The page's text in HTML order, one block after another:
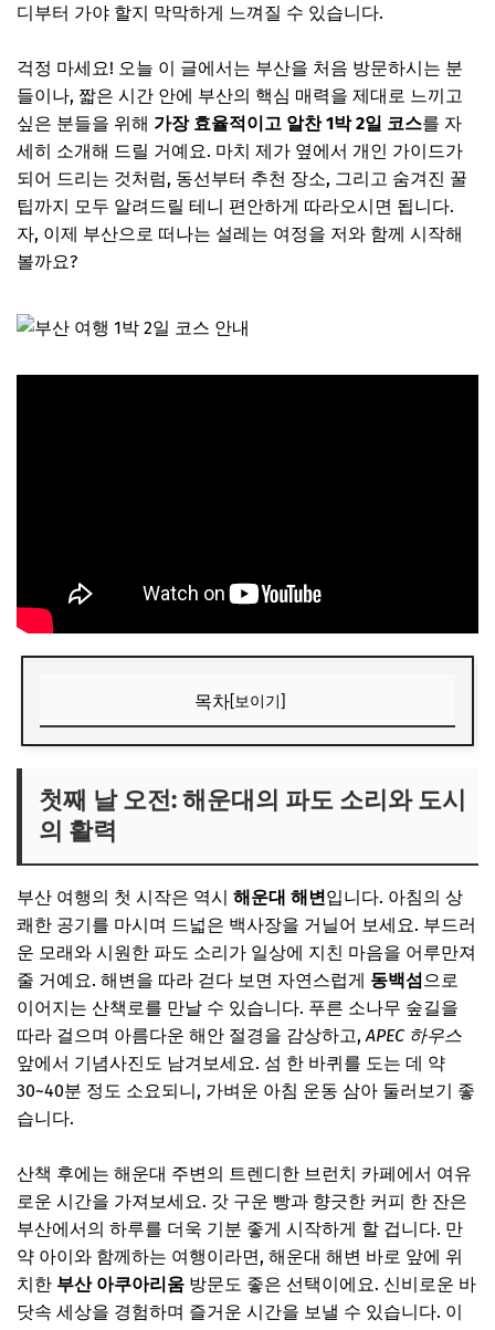
디부터 가야 할지 막막하게 느껴질 수 있습니다.
걱정 마세요! 오늘 이 글에서는 부산을 처음 방문하시는 분
들이나, 짧은 시간 안에 부산의 핵심 매력을 제대로 느끼고
싶은 분들을 위해 가장 효율적이고 알찬 1박 2일 코스를 자
세히 소개해 드릴 거예요. 마치 제가 옆에서 개인 가이드가
되어 드리는 것처럼, 동선부터 추천 장소, 그리고 숨겨진 꿀
팁까지 모두 알려드릴 테니 편안하게 따라오시면 됩니다.
자, 이제 부산으로 떠나는 설레는 여정을 저와 함께 시작해
볼까요?
목차[보이기]
🎧 당신의 시간, 어떤 음악이 필요한가요?
✨ 당신을 위한 큐레이션
첫째 날 오후/저녁: 광안리의 로맨틱 야경과 미식의 향연
🎧 당신의 시간, 어떤 음악이 필요한가요?
✨ 당신을 위한 큐레이션
둘째 날 오전: 감천문화마을의 예술과 추억
🎧 당신의 시간, 어떤 음악이 필요한가요?
✨ 당신을 위한 큐레이션
둘째 날 오후: 떠나기 전 아쉬움 달래기 – 남포동 & 자갈치 시
장
부산 여행을 더욱 특별하게 만드는 꿀팁
1. 스마트한 교통편 활용
2. 숙소는 어디가 좋을까?
첫째 날 오전: 해운대의 파도 소리와 도시
의 활력
부산 여행의 첫 시작은 역시 해운대 해변입니다. 아침의 상
쾌한 공기를 마시며 드넓은 백사장을 거닐어 보세요. 부드러
운 모래와 시원한 파도 소리가 일상에 지친 마음을 어루만져
줄 거예요. 해변을 따라 걷다 보면 자연스럽게 동백섬으로
이어지는 산책로를 만날 수 있습니다. 푸른 소나무 숲길을
따라 걸으며 아름다운 해안 절경을 감상하고,APEC 하우스
앞에서 기념사진도 남겨보세요. 섬 한 바퀴를 도는 데 약
30~40분 정도 소요되니, 가벼운 아침 운동 삼아 둘러보기 좋
습니다.
산책 후에는 해운대 주변의 트렌디한 브런치 카페에서 여유
로운 시간을 가져보세요. 갓 구운 빵과 향긋한 커피 한 잔은
부산에서의 하루를 더욱 기분 좋게 시작하게 할 겁니다. 만
약 아이와 함께하는 여행이라면, 해운대 해변 바로 앞에 위
치한 부산 아쿠아리움 방문도 좋은 선택이에요. 신비로운 바
닷속 세상을 경험하며 즐거운 시간을 보낼 수 있습니다. 이